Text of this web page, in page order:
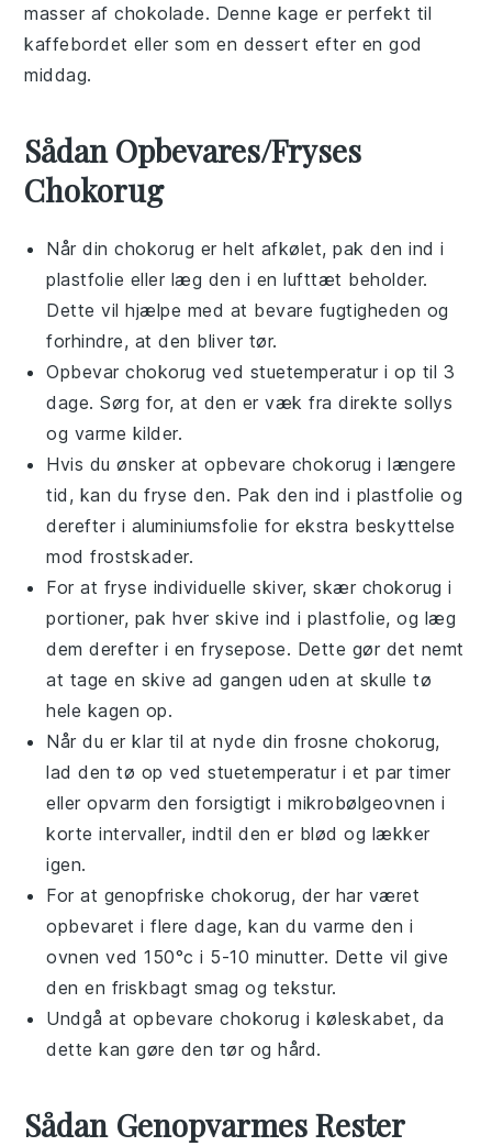
masser afchokolade. Denne kage er perfekt til
kaffebordet eller som en dessert efter en god
middag.
Sådan Opbevares/Fryses
Chokorug
Når dinchokorug er helt afkølet, pak den ind i
plastfolie eller læg den i en lufttæt beholder.
Dette vil hjælpe med at bevare fugtigheden og
forhindre, at den bliver tør.
Opbevarchokorug ved stuetemperatur i op til 3
dage. Sørg for, at den er væk fra direkte sollys
og varme kilder.
Hvis du ønsker at opbevare chokorug i længere
tid, kan du fryse den. Pak den ind i plastfolie og
derefter i aluminiumsfolie for ekstra beskyttelse
mod frostskader.
For at fryse individuelle skiver, skær chokorug i
portioner, pak hver skive ind i plastfolie, og læg
dem derefter i en frysepose. Dette gør det nemt
at tage en skive ad gangen uden at skulle tø
hele kagen op.
Når du er klar til at nyde din frosnechokorug,
lad den tø op ved stuetemperatur i et par timer
eller opvarm den forsigtigt i mikrobølgeovnen i
korte intervaller, indtil den er blød og lækker
igen.
For at genopfriske chokorug, der har været
opbevaret i flere dage, kan du varme den i
ovnen ved 150°c i 5-10 minutter. Dette vil give
den en friskbagt smag og tekstur.
Undgå at opbevarechokorug i køleskabet, da
dette kan gøre den tør og hård.
Sådan Genopvarmes Rester